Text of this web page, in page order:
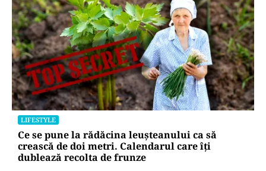
LIFESTYLE
Ce se pune la rădăcina leușteanului ca să
crească de doi metri. Calendarul care îți
dublează recolta de frunze